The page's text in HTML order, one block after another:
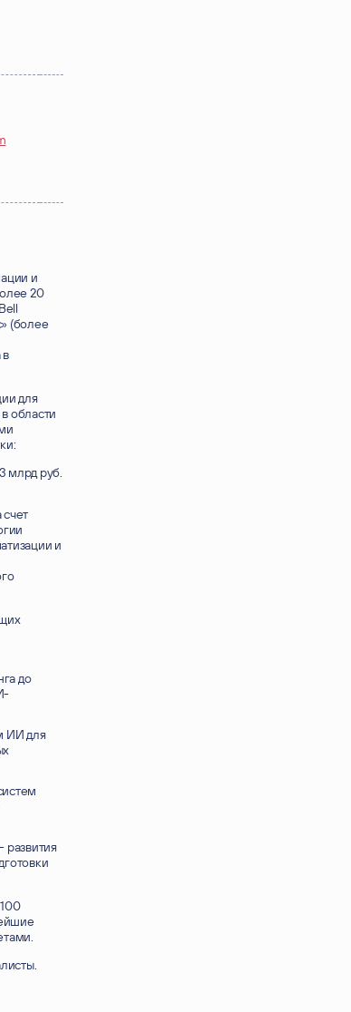
и
20
(более
для
области
млрд руб.
и
до
ИИ для
развития
на обработку
с